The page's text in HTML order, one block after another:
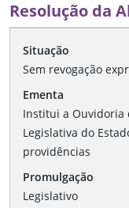
Resolução da
Situação
Sem revogação
Ementa
Institui a Ouvidoria
Legislativa do
providências
Promulgação
Legislativo